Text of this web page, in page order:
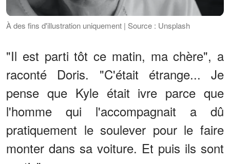
À des fins d'illustration uniquement | Source : Unsplash
"Il est parti tôt ce matin, ma chère", a
raconté Doris. "C'était étrange... Je
pense que Kyle était ivre parce que
l'homme qui l'accompagnait a dû
pratiquement le soulever pour le faire
monter dans sa voiture. Et puis ils sont